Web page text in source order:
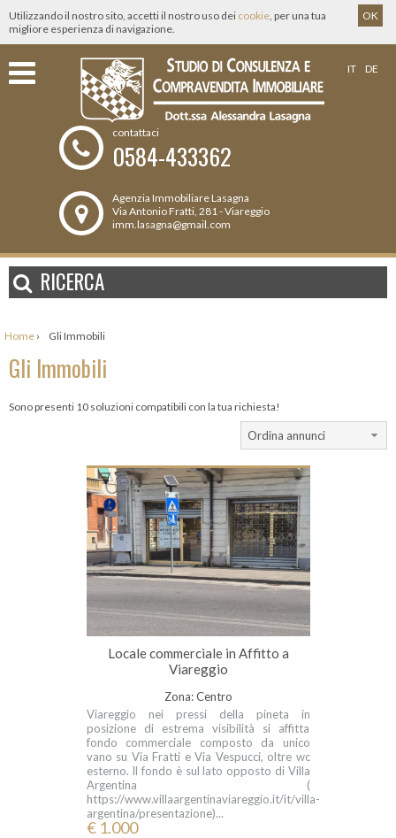
Utilizzando il nostro sito, accetti il nostro uso dei cookie, per una tua
migliore esperienza di navigazione.
OK
IT DE
contattaci
0584-433362
Agenzia Immobiliare Lasagna
Via Antonio Fratti, 281 - Viareggio
imm.lasagna@gmail.com
RICERCA
Home › Gli Immobili
Gli Immobili
Sono presenti 10 soluzioni compatibili con la tua richiesta!
Ordina annunci
Locale commerciale in Affitto a
Viareggio
Zona: Centro
Viareggio nei pressi della pineta in
posizione di estrema visibilità si affitta
fondo commerciale composto da unico
vano su Via Fratti e Via Vespucci, oltre wc
esterno. Il fondo è sul lato opposto di Villa
Argentina (
https://www.villaargentinaviareggio.it/it/villa-
argentina/presentazione)...
€ 1.000